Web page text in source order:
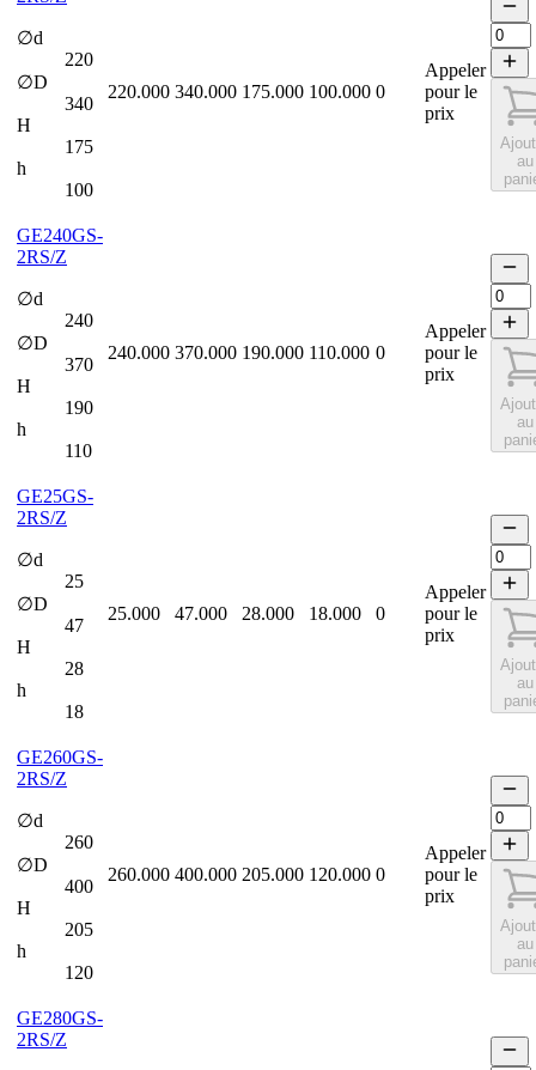
∅d
220
∅D
340
H
175
h
100
220.000 340.000 175.000 100.000 0
Appeler
pour le
prix
au
GE240GS-
2RS/Z
∅d
240
∅D
370
H
190
h
110
240.000 370.000 190.000 110.000 0
Appeler
pour le
prix
au
GE25GS-
2RS/Z
∅d
25
∅D
47
H
28
h
18
25.000 47.000 28.000 18.000 0
Appeler
pour le
prix
au
GE260GS-
2RS/Z
∅d
260
∅D
400
H
205
h
120
260.000 400.000 205.000 120.000 0
Appeler
pour le
prix
au
GE280GS-
2RS/Z